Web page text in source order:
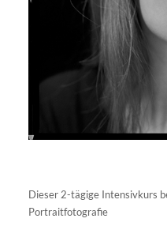
Dieser 2-tägige Intensivkurs
Portraitfotografie